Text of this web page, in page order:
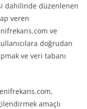
dahilinde düzenlenen
veren
ve
doğrudan
ve veri tabanı
amaçlı